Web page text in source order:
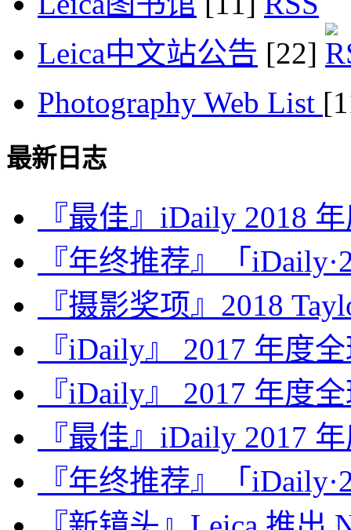
Leica中文站公告 [22]
Photography Web List
最新日志
『最佳』iDaily 2018
『年终推荐』「
『摄影奖项』2018
『iDaily』 2017 年度
『iDaily』 2017 年度
『最佳』iDaily 2017
『年终推荐』「